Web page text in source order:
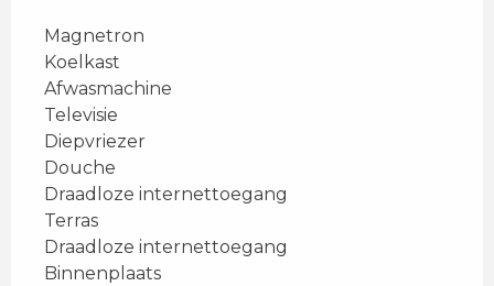
Magnetron
Koelkast
Afwasmachine
Televisie
Diepvriezer
Douche
Draadloze internettoegang
Terras
Draadloze internettoegang
Binnenplaats